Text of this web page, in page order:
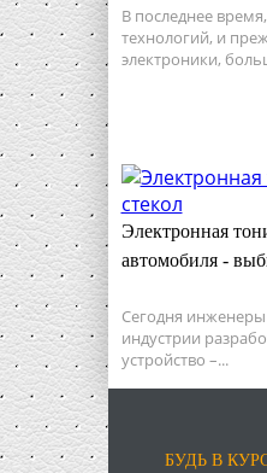
В последнее
технологий, и
электроники,
Электронная
автомобиля -
Сегодня
индустрии
устройство –...
БУДЬ В